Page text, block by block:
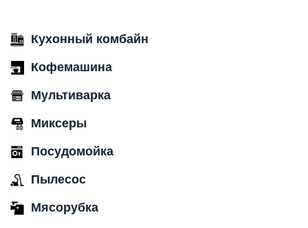
Кухонный комбайн
Кофемашина
Мультиварка
Миксеры
Посудомойка
Пылесос
Мясорубка